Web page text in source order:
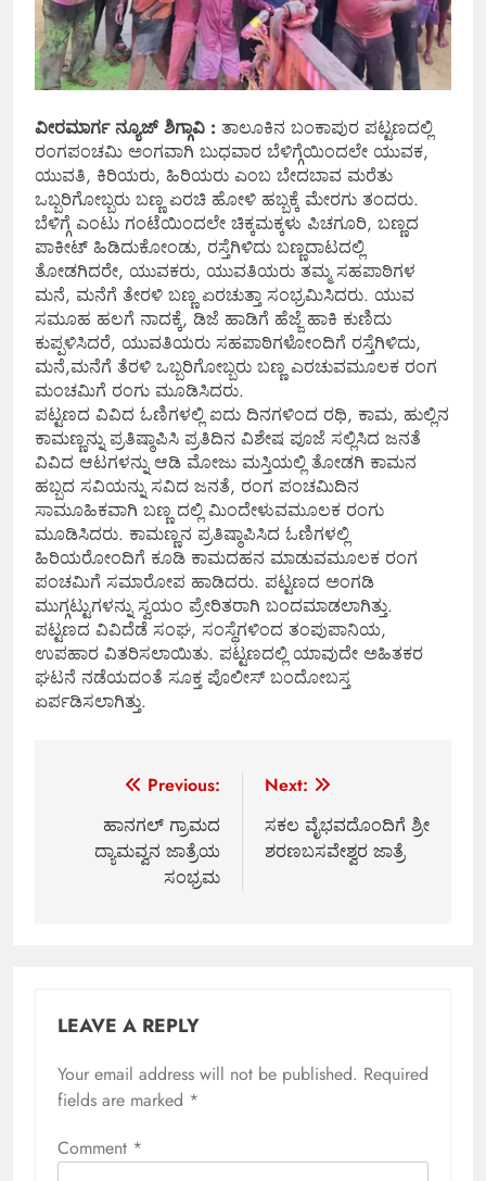
ವೀರಮಾರ್ಗ ನ್ಯೂಜ್ ಶಿಗ್ಗಾವಿ : ತಾಲೂಕಿನ ಬಂಕಾಪುರ ಪಟ್ಟಣದಲ್ಲಿ
ರಂಗಪಂಚಮಿ ಅಂಗವಾಗಿ ಬುಧವಾರ ಬೆಳಿಗ್ಗೆಯಿಂದಲೇ ಯುವಕ,
ಯುವತಿ, ಕಿರಿಯರು, ಹಿರಿಯರು ಎಂಬ ಬೇದಬಾವ ಮರೆತು
ಒಬ್ಬರಿಗೋಬ್ಬರು ಬಣ್ಣ ಏರಚಿ ಹೋಳಿ ಹಬ್ಬಕ್ಕೆ ಮೇರಗು ತಂದರು.
ಬೆಳಿಗ್ಗೆ ಎಂಟು ಗಂಟೆಯಿಂದಲೇ ಚಿಕ್ಕಮಕ್ಕಳು ಪಿಚಗೂರಿ, ಬಣ್ಣದ
ಪಾಕೀಟ್ ಹಿಡಿದುಕೋಂಡು, ರಸ್ತೆಗಿಳಿದು ಬಣ್ಣದಾಟದಲ್ಲಿ
ತೋಡಗಿದರೇ, ಯುವಕರು, ಯುವತಿಯರು ತಮ್ಮ ಸಹಪಾಠಿಗಳ
ಮನೆ, ಮನೆಗೆ ತೇರಳಿ ಬಣ್ಣ ಏರಚುತ್ತಾ ಸಂಭ್ರಮಿಸಿದರು. ಯುವ
ಸಮೂಹ ಹಲಗೆ ನಾದಕ್ಕೆ, ಡಿಜೆ ಹಾಡಿಗೆ ಹೆಜ್ಜೆ ಹಾಕಿ ಕುಣಿದು
ಕುಪ್ಪಳಿಸಿದರೆ, ಯುವತಿಯರು ಸಹಪಾಠಿಗಳೋಂದಿಗೆ ರಸ್ತೆಗಿಳಿದು,
ಮನೆ,ಮನೆಗೆ ತೆರಳಿ ಒಬ್ಬರಿಗೋಬ್ಬರು ಬಣ್ಣ ಎರಚುವಮೂಲಕ ರಂಗ
ಮಂಚಮಿಗೆ ರಂಗು ಮೂಡಿಸಿದರು.
ಪಟ್ಟಣದ ವಿವಿದ ಓಣಿಗಳಲ್ಲಿ ಐದು ದಿನಗಳಿಂದ ರಥಿ, ಕಾಮ, ಹುಲ್ಲಿನ
ಕಾಮಣ್ಣನ್ನು ಪ್ರತಿಷ್ಠಾಪಿಸಿ ಪ್ರತಿದಿನ ವಿಶೇಷ ಪೂಜೆ ಸಲ್ಲಿಸಿದ ಜನತೆ
ವಿವಿದ ಆಟಗಳನ್ನು ಆಡಿ ಮೋಜು ಮಸ್ತಿಯಲ್ಲಿ ತೋಡಗಿ ಕಾಮನ
ಹಬ್ಬದ ಸವಿಯನ್ನು ಸವಿದ ಜನತೆ, ರಂಗ ಪಂಚಮಿದಿನ
ಸಾಮೂಹಿಕವಾಗಿ ಬಣ್ಣ ದಲ್ಲಿ ಮಿಂದೇಳುವಮೂಲಕ ರಂಗು
ಮೂಡಿಸಿದರು. ಕಾಮಣ್ಣನ ಪ್ರತಿಷ್ಠಾಪಿಸಿದ ಓಣಿಗಳಲ್ಲಿ
ಹಿರಿಯರೋಂದಿಗೆ ಕೂಡಿ ಕಾಮದಹನ ಮಾಡುವಮೂಲಕ ರಂಗ
ಪಂಚಮಿಗೆ ಸಮಾರೋಪ ಹಾಡಿದರು. ಪಟ್ಟಣದ ಅಂಗಡಿ
ಮುಗ್ಗಟ್ಟುಗಳನ್ನು ಸ್ವಯಂ ಪ್ರೇರಿತರಾಗಿ ಬಂದಮಾಡಲಾಗಿತ್ತು.
ಪಟ್ಟಣದ ವಿವಿದೆಡೆ ಸಂಘ, ಸಂಸ್ಥೆಗಳಿಂದ ತಂಪುಪಾನಿಯ,
ಉಪಹಾರ ವಿತರಿಸಲಾಯಿತು. ಪಟ್ಟಣದಲ್ಲಿ ಯಾವುದೇ ಅಹಿತಕರ
ಘಟನೆ ನಡೆಯದಂತೆ ಸೂಕ್ತ ಪೊಲೀಸ್ ಬಂದೋಬಸ್ತ
ಏರ್ಪಡಿಸಲಾಗಿತ್ತು.
navigation
Previous:
ಹಾನಗಲ್ ಗ್ರಾಮದ
ದ್ಯಾಮವ್ವನ ಜಾತ್ರೆಯ
ಸಂಭ್ರಮ
Next:
ಸಕಲ ವೈಭವದೊಂದಿಗೆ ಶ್ರೀ
ಶರಣಬಸವೇಶ್ವರ ಜಾತ್ರೆ
LEAVE A REPLY
Your email address will not be published. Required
fields are marked *
Comment *